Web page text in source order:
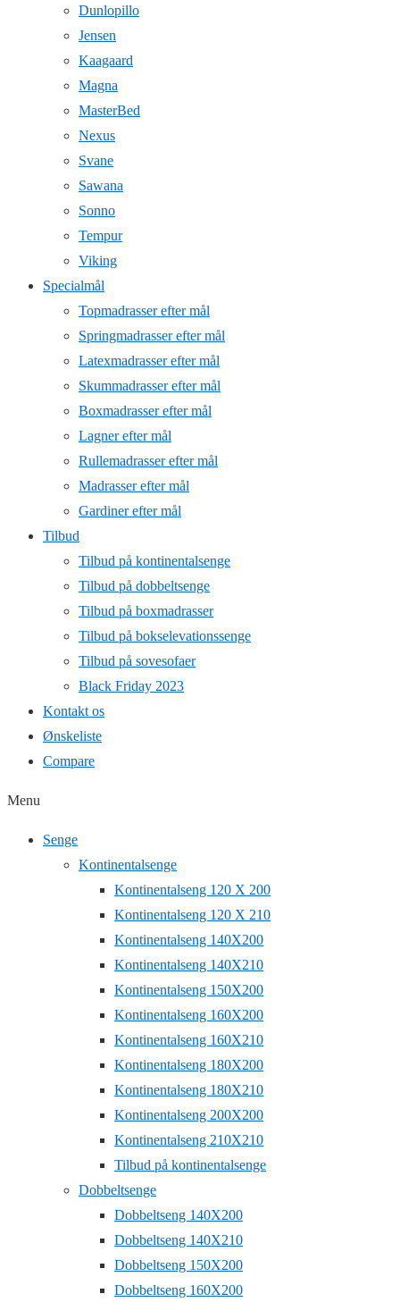
Dunlopillo
Jensen
Kaagaard
Magna
MasterBed
Nexus
Svane
Sawana
Sonno
Tempur
Viking
Specialmål
Topmadrasser efter mål
Springmadrasser efter mål
Latexmadrasser efter mål
Skummadrasser efter mål
Boxmadrasser efter mål
Lagner efter mål
Rullemadrasser efter mål
Madrasser efter mål
Gardiner efter mål
Tilbud
Tilbud på kontinentalsenge
Tilbud på dobbeltsenge
Tilbud på boxmadrasser
Tilbud på bokselevationssenge
Tilbud på sovesofaer
Black Friday 2023
Kontakt os
Ønskeliste
Compare
Menu
Senge
Kontinentalsenge
Kontinentalseng 120 X 200
Kontinentalseng 120 X 210
Kontinentalseng 140X200
Kontinentalseng 140X210
Kontinentalseng 150X200
Kontinentalseng 160X200
Kontinentalseng 160X210
Kontinentalseng 180X200
Kontinentalseng 180X210
Kontinentalseng 200X200
Kontinentalseng 210X210
Tilbud på kontinentalsenge
Dobbeltsenge
Dobbeltseng 140X200
Dobbeltseng 140X210
Dobbeltseng 150X200
Dobbeltseng 160X200